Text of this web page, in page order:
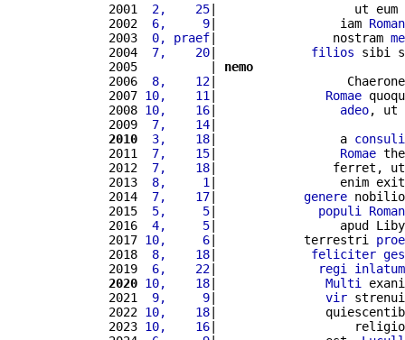
2001
2,    25|                   ut eum
2002
6,     9|                 iam
2003
0, praef|                nostram
2004
7,    20| filios sibi
2005          | nemo
2006
8,    12|
2007 10,    11 | Romae
2008 10,    16| adeo, ut
2009
7,    14
2010
3,    18|                 a
2011
7,    15| Romae
2012
7,    18|                ferret, ut
2013
8,     1 |                 enim
2014
7,    17| genere
2015
5,     5| populi
2016
4,     5|                 apud
2017 10,     6|            terrestri
2018
8,    18| feliciter
2019
6,    22| regi
inlatum
2020 10,    18| Multi
2021
9,     9| vir
2022 10,    18|
2023 10,    16|